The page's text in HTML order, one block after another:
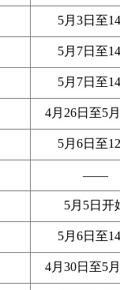
5月3日至
5月7日至
5月7日至
4月26日至5
5月6日至
——
5月5日开
5月6日至
4月30日至5